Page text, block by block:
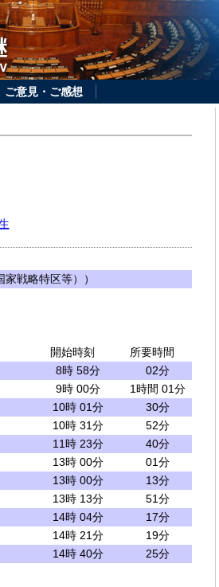
ご意見・ご感想
戦略特区等））
開始時刻
所要時間
8時 58分
02分
9時 00分
1時間 01分
10時 01分
30分
10時 31分
52分
11時 23分
40分
13時 00分
01分
13時 00分
13分
13時 13分
51分
14時 04分
17分
14時 21分
19分
14時 40分 25分